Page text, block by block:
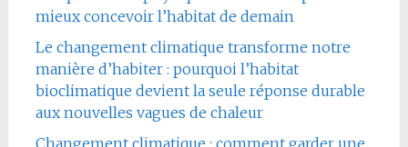
mieux concevoir l’habitat de demain
Le changement climatique transforme notre
manière d’habiter : pourquoi l’habitat
bioclimatique devient la seule réponse durable
aux nouvelles vagues de chaleur
Changement climatique : comment garder une